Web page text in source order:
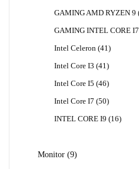
GAMING AMD RYZEN 9
GAMING INTEL CORE I7
Intel Celeron 41 41
Intel Core I3 41 41
Intel Core I5 4646
Intel Core I7 5050
INTEL CORE I9
1616
Monitor 99